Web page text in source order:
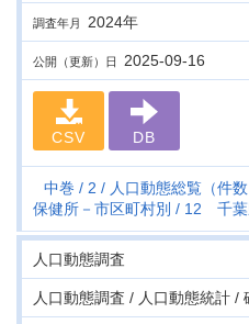
調査年月 2024年
公開（更新）日 2025-09-16
CSV DB
中巻 2
人口動態総覧（件
保健所－市区町村別
12 千葉
人口動態調査
人口動態調査 / 人口動態統計 /